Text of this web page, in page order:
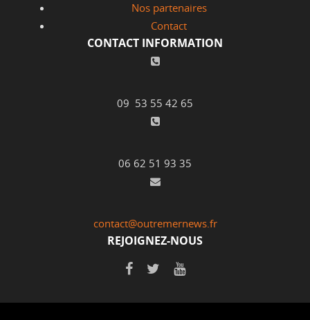
Nos partenaires
Contact
CONTACT INFORMATION
09 53 55 42 65
06 62 51 93 35
contact@outremernews.fr
REJOIGNEZ-NOUS